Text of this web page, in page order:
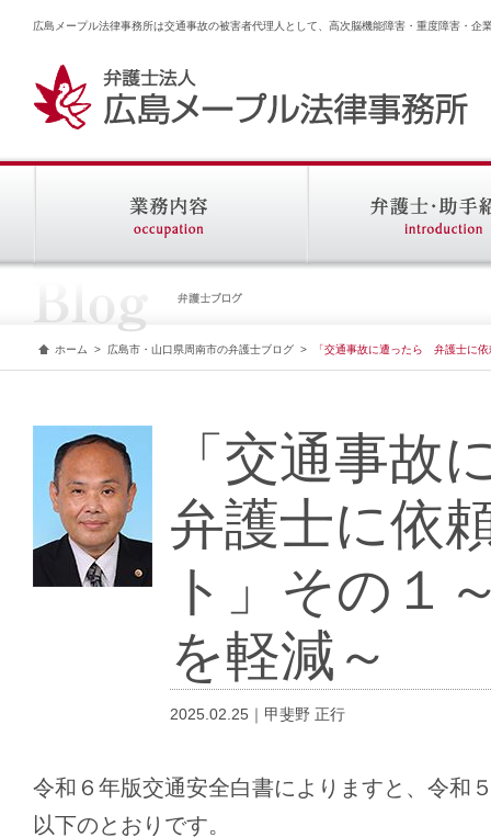
広島メープル法律事務所は交通事故の被害者代理人として、高次脳機能障害・重度障害・企
ホーム > 広島市・山口県周南市の弁護士ブログ > 「交通事故に遭ったら 弁護士に
「交通事
弁護士に依
ト」その１
を軽減～
2025.02.25｜甲斐野 正行
令和６年版交通安全白書によりますと、令和
以下のとおりです。